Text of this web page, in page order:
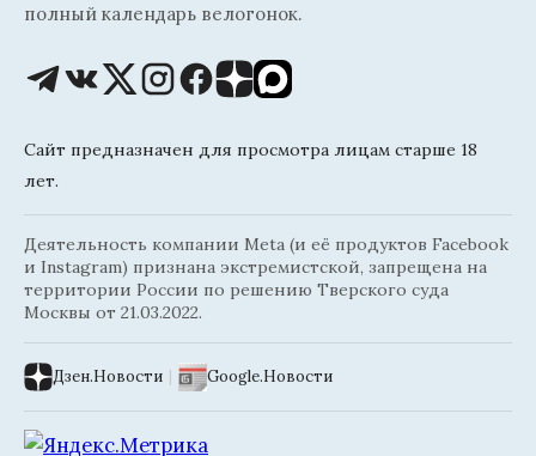
полный календарь велогонок.
Сайт предназначен для просмотра лицам старше 18
лет.
Деятельность компании Meta (и её продуктов Facebook
и Instagram) признана экстремистской, запрещена на
территории России по решению Тверского суда
Москвы от 21.03.2022.
Дзен.Новости | Google.Новости